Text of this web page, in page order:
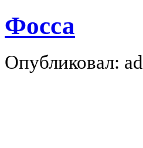
Фосса
Опубликовал: